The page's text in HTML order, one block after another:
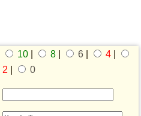
10 8 6 4
2
0